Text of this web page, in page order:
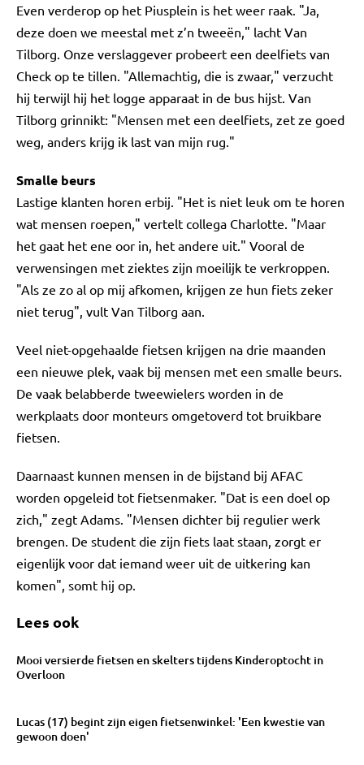
Even verderop op het Piusplein is het weer raak. "Ja,
deze doen we meestal met z’n tweeën," lacht Van
Tilborg. Onze verslaggever probeert een deelfiets van
Check op te tillen. "Allemachtig, die is zwaar," verzucht
hij terwijl hij het logge apparaat in de bus hijst. Van
Tilborg grinnikt: "Mensen met een deelfiets, zet ze goed
weg, anders krijg ik last van mijn rug."
Smalle beurs
Lastige klanten horen erbij. "Het is niet leuk om te horen
wat mensen roepen," vertelt collega Charlotte. "Maar
het gaat het ene oor in, het andere uit." Vooral de
verwensingen met ziektes zijn moeilijk te verkroppen.
"Als ze zo al op mij afkomen, krijgen ze hun fiets zeker
niet terug", vult Van Tilborg aan.
Veel niet-opgehaalde fietsen krijgen na drie maanden
een nieuwe plek, vaak bij mensen met een smalle beurs.
De vaak belabberde tweewielers worden in de
werkplaats door monteurs omgetoverd tot bruikbare
fietsen.
Daarnaast kunnen mensen in de bijstand bij AFAC
worden opgeleid tot fietsenmaker. "Dat is een doel op
zich," zegt Adams. "Mensen dichter bij regulier werk
brengen. De student die zijn fiets laat staan, zorgt er
eigenlijk voor dat iemand weer uit de uitkering kan
komen", somt hij op.
Lees ook
Mooi versierde fietsen en skelters tijdens Kinderoptocht in
Overloon
Lucas (17) begint zijn eigen fietsenwinkel: 'Een kwestie van
gewoon doen'